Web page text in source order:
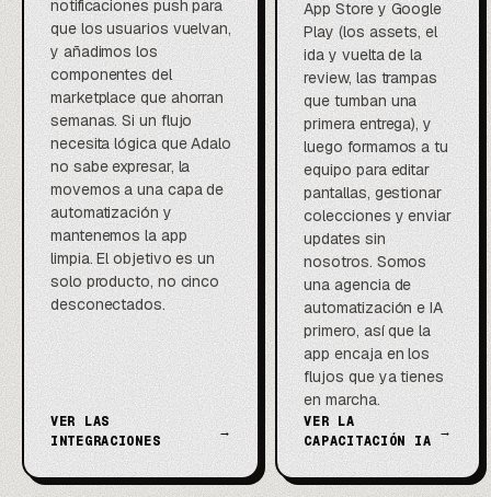
notificaciones push para
que los usuarios vuelvan,
y añadimos los
componentes del
marketplace que ahorran
semanas. Si un flujo
necesita lógica que Adalo
no sabe expresar, la
movemos a una capa de
automatización y
mantenemos la app
limpia. El objetivo es un
solo producto, no cinco
desconectados.
VER LAS
INTEGRACIONES
→
App Store y Google
Play (los assets, el
ida y vuelta de la
review, las trampas
que tumban una
primera entrega), y
luego formamos a tu
equipo para editar
pantallas, gestionar
colecciones y enviar
updates sin
nosotros. Somos
una agencia de
automatización e IA
primero, así que la
app encaja en los
flujos que ya tienes
en marcha.
VER LA
CAPACITACIÓN IA
→